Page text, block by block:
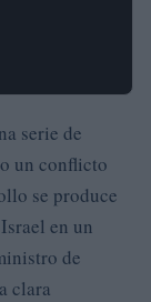
serie de
un conflicto
se produce
en un
de
clara